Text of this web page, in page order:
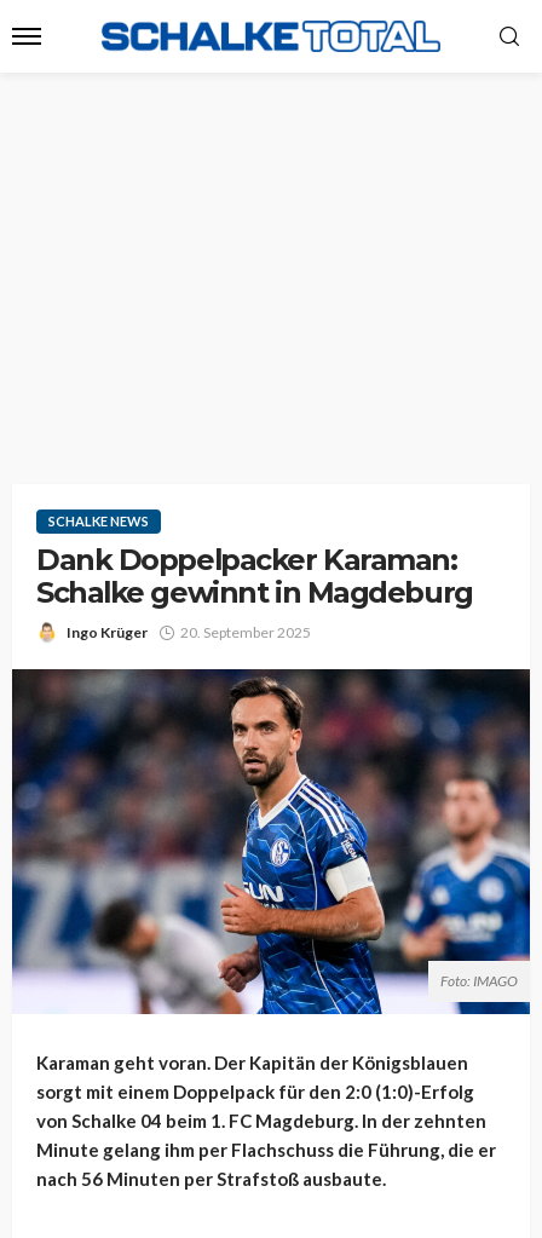
SCHALKE NEWS
Dank Doppelpacker Karaman:
Schalke gewinnt in Magdeburg
Ingo Krüger 20. September 2025
Foto: IMAGO
Karaman geht voran. Der Kapitän der Königsblauen
sorgt mit einem Doppelpack für den 2:0 (1:0)-Erfolg
von Schalke 04 beim 1. FC Magdeburg. In der zehnten
Minute gelang ihm per Flachschuss die Führung, die er
nach 56 Minuten per Strafstoß ausbaute.